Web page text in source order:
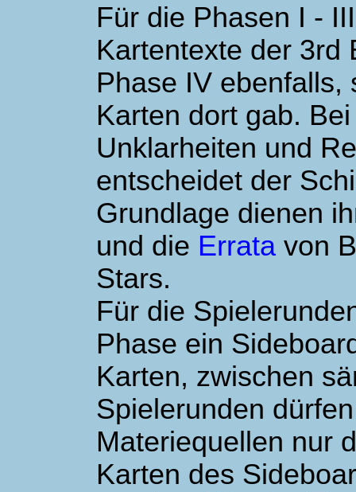
Für die Phasen I -
Kartentexte der 3rd
Phase IV ebenfalls,
Karten dort gab.
Unklarheiten und
entscheidet der
Grundlage dienen
und die Errata von
Stars.
Für die
Phase ein
Karten, zwischen
Spielerunden
Materiequellen nur
Karten des